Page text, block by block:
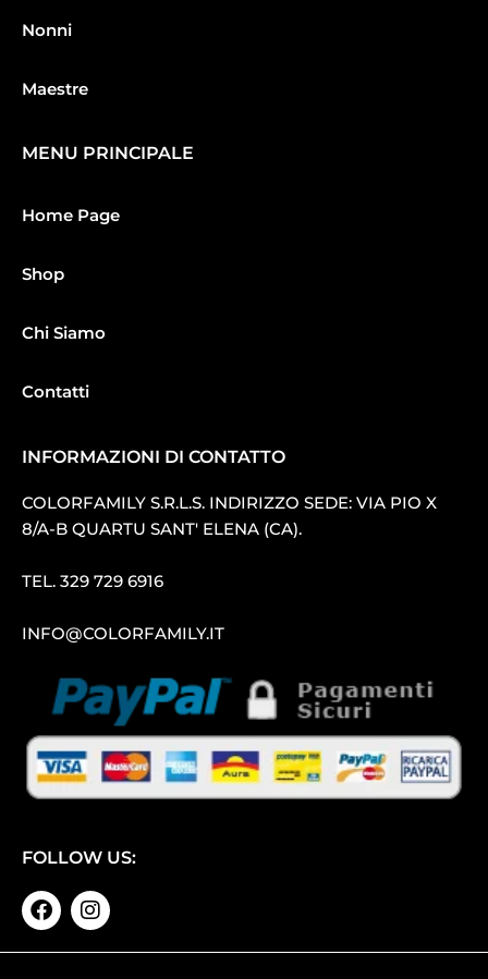
Nonni
Maestre
MENU PRINCIPALE
Home Page
Shop
Chi Siamo
Contatti
INFORMAZIONI DI CONTATTO
COLORFAMILY S.R.L.S. INDIRIZZO SEDE: VIA PIO X
8/A-B QUARTU SANT′ ELENA (CA).
TEL. 329 729 6916
INFO@COLORFAMILY.IT
FOLLOW US: